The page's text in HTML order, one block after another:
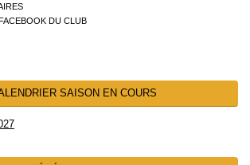
DU CLUB
SAISON EN COURS